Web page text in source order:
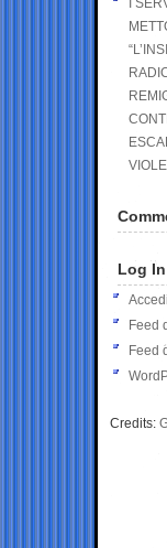
I
Log In
Accedi
Feed
Feed
Credits: